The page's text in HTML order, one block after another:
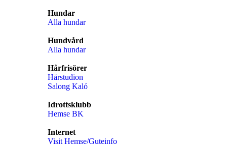
Hundar
Alla hundar
Hundvård
Alla hundar
Hårfrisörer
Hårstudion
Salong Kaló
Idrottsklubb
Hemse BK
Internet
Visit Hemse/Guteinfo